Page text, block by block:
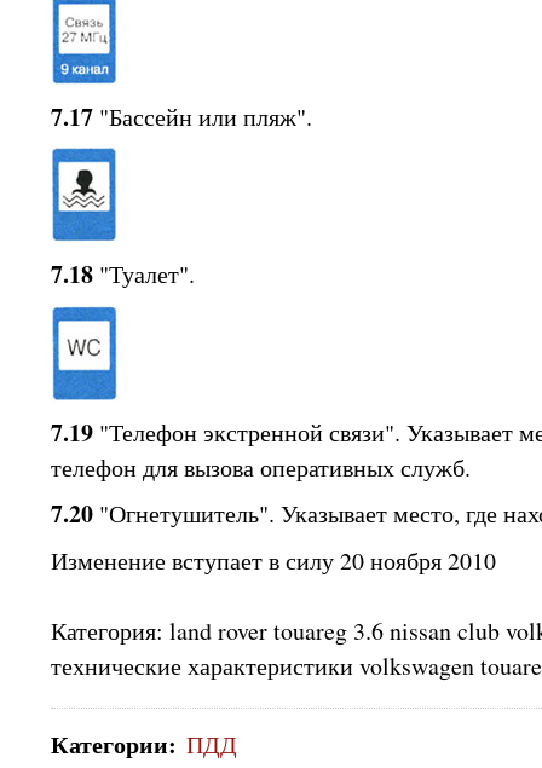
7.17 "Бассейн или пляж".
7.18 "Туалет".
7.19 "Телефон экстренной связи". Указывает
телефон для вызова оперативных служб.
7.20 "Огнетушитель". Указывает место, где
Изменение вступает в силу 20 ноября 2010
Категория: land rover touareg 3.6 nissan club
технические характеристики volkswagen
Категории: ПДД